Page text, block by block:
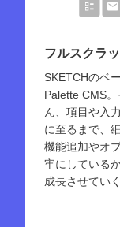
フルスクラ
SKETCHのベ
Palette CMS
ん、項目や入
に至るまで、
機能追加やオ
牢にしている
成長させてい